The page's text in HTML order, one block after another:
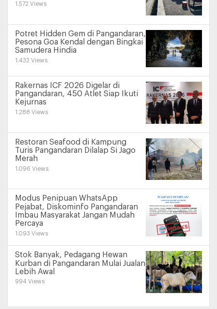
1.572 Views
Potret Hidden Gem di Pangandaran,
Pesona Goa Kendal dengan Bingkai
Samudera Hindia
1.432 Views
Rakernas ICF 2026 Digelar di
Pangandaran, 450 Atlet Siap Ikuti
Kejurnas
1.288 Views
Restoran Seafood di Kampung
Turis Pangandaran Dilalap Si Jago
Merah
1.096 Views
Modus Penipuan WhatsApp
Pejabat, Diskominfo Pangandaran
Imbau Masyarakat Jangan Mudah
Percaya
1.093 Views
Stok Banyak, Pedagang Hewan
Kurban di Pangandaran Mulai Jualan
Lebih Awal
994 Views